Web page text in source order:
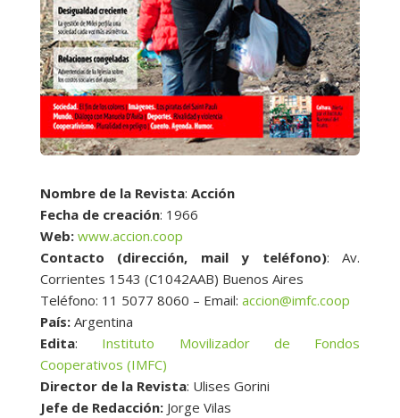
Nombre de la Revista: Acción
Fecha de creación: 1966
Web: www.accion.coop
Contacto (dirección, mail y teléfono): Av.
Corrientes 1543 (C1042AAB) Buenos Aires
Teléfono: 11 5077 8060 – Email: accion@imfc­.coop
País:Argentina
Edita: Instituto Movilizador de Fondos
Cooperativos (IMFC)
Director de la Revista: Ulises Gorini
Jefe de Redacción:Jorge Vilas